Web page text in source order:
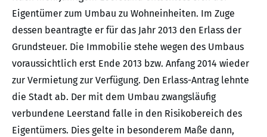
Eigentümer zum Umbau zu Wohneinheiten. Im Zuge
dessen beantragte er für das Jahr 2013 den Erlass der
Grundsteuer. Die Immobilie stehe wegen des Umbaus
voraussichtlich erst Ende 2013 bzw. Anfang 2014 wieder
zur Vermietung zur Verfügung. Den Erlass-Antrag lehnte
die Stadt ab. Der mit dem Umbau zwangsläufig
verbundene Leerstand falle in den Risikobereich des
Eigentümers. Dies gelte in besonderem Maße dann,